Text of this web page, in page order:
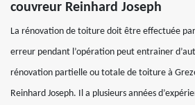
couvreur Reinhard Joseph
La rénovation de toiture doit être effectuée
erreur pendant l’opération peut entrainer
rénovation partielle ou totale de toiture à
Reinhard Joseph. Il a plusieurs années